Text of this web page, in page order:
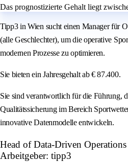
Das prognostizierte Gehalt liegt
Tipp3 in Wien sucht einen Manager für
(alle Geschlechter), um die operative
modernen Prozesse zu optimieren.
Sie bieten ein Jahresgehalt ab € 87.400.
Sie sind verantwortlich für die Führung,
Qualitätssicherung im Bereich
innovative Datenmodelle entwickeln.
Head of Data-Driven
Arbeitgeber: tipp3